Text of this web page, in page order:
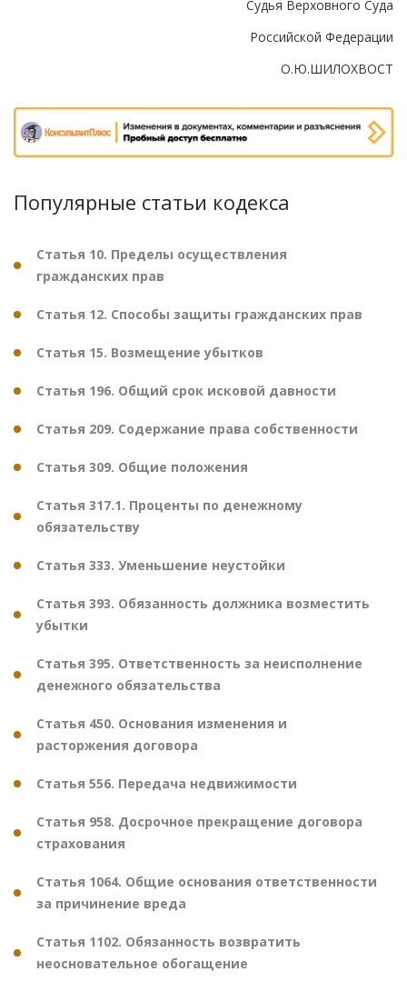
Судья Верховного Суда
Российской Федерации
О.Ю.ШИЛОХВОСТ
Популярные статьи кодекса
Статья 10. Пределы осуществления
гражданских прав
Статья 12. Способы защиты гражданских прав
Статья 15. Возмещение убытков
Статья 196. Общий срок исковой давности
Статья 209. Содержание права собственности
Статья 309. Общие положения
Статья 317.1. Проценты по денежному
обязательству
Статья 333. Уменьшение неустойки
Статья 393. Обязанность должника возместить
убытки
Статья 395. Ответственность за неисполнение
денежного обязательства
Статья 450. Основания изменения и
расторжения договора
Статья 556. Передача недвижимости
Статья 958. Досрочное прекращение договора
страхования
Статья 1064. Общие основания ответственности
за причинение вреда
Статья 1102. Обязанность возвратить
неосновательное обогащение